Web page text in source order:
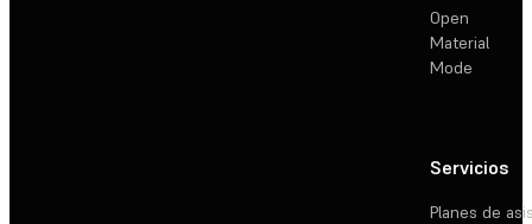
Open
Material
Mode
Servicios
Planes de